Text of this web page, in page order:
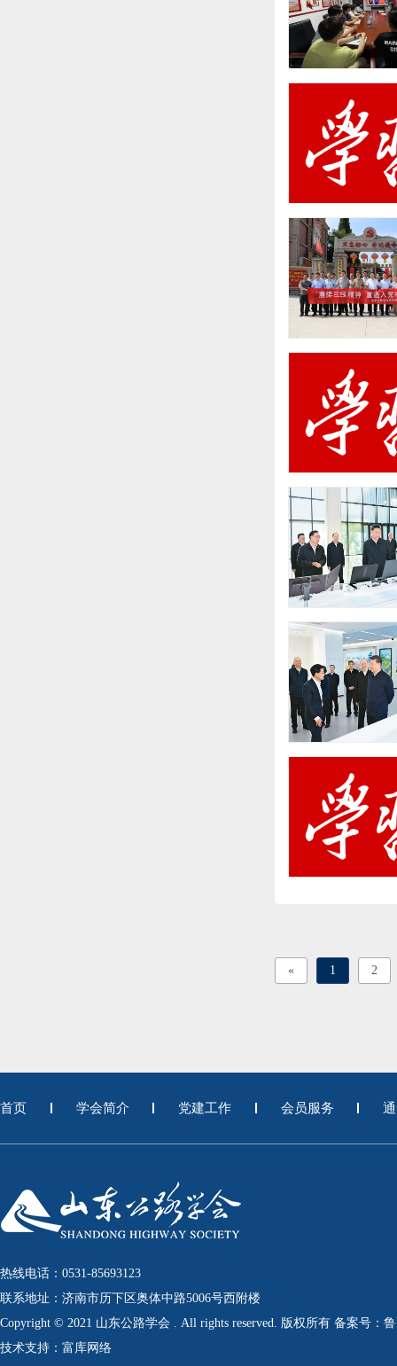
« 1 2
首页 学会简介 党建工作 会员服务
热线电话：0531-85693123
联系地址：济南市历下区奥体中路5006号西附楼
Copyright © 2021 山东公路学会 . All rights reserved. 版权所有 备案号：鲁
技术支持：富库网络